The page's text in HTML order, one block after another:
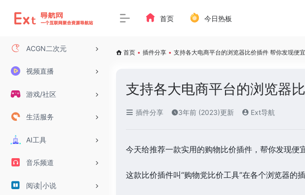
ACGN二次元
视频直播
游戏/社区
生活服务
AI工具
音乐频道
阅读|小说
首页 今日热板
首页 • 插件分享 • 支持各大电商平台的浏览器比价插件 帮你发现便
支持各大电商平台的浏览器
插件分享 3年前 (2023)更新 Ext导航
今天给推荐一款实用的购物比价插件，帮你发现便
这款比价插件叫“购物党比价工具”在各个浏览器的